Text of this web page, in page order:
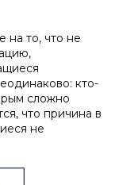
на то, что не
кто-
сложно
что причина в
не